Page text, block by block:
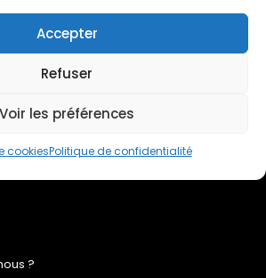
Accepter
Refuser
Voir les préférences
cookiesPolitique de confidentialité
?